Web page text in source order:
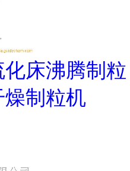
床沸腾制粒
制粒机